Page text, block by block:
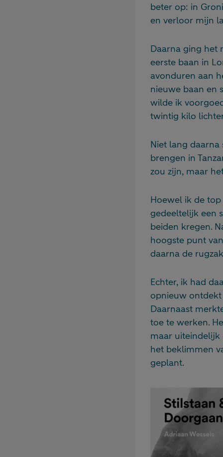
beter op: in
en verloor mijn
Daarna ging het
eerste baan in
avonduren aan
nieuwe baan en
wilde ik
twintig kilo
Niet lang
brengen in
zou zijn, maar
Hoewel ik de
gedeeltelijk een
beiden kregen.
hoogste punt
daarna de
Echter, ik had
opnieuw
Daarnaast
toe te werken.
maar
het beklimmen
geplant.